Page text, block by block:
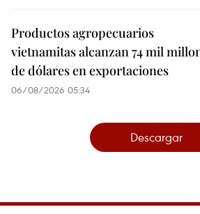
Productos agropecuarios
vietnamitas alcanzan 74 mil
de dólares en exportaciones
06/08/2026 05:34
Descargar